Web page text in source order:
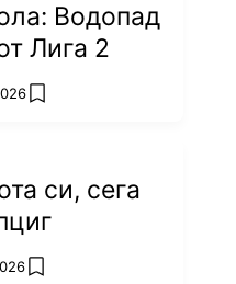
Водопад
Лига 2
add favorites
си, сега
add favorites